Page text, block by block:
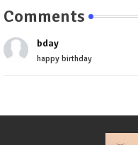
Comments
bday
happy birthday